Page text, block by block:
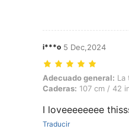
i***o 5 Dec,2024
Adecuado general: La
Adecuado general: La
Caderas: 107 cm / 42
I loveeeeeeee
Traducir